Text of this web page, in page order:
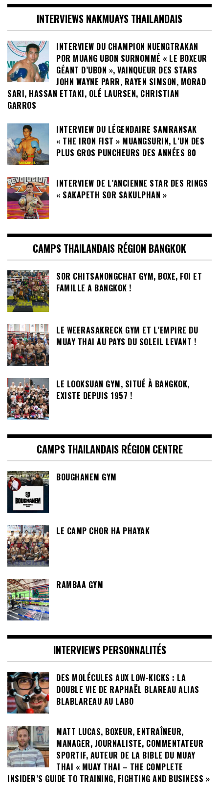
INTERVIEWS NAKMUAYS THAILANDAIS
INTERVIEW DU CHAMPION NUENGTRAKAN
POR MUANG UBON SURNOMMÉ « LE BOXEUR
GÉANT D’UBON », VAINQUEUR DES STARS
JOHN WAYNE PARR, RAYEN SIMSON, MORAD
SARI, HASSAN ETTAKI, OLÉ LAURSEN, CHRISTIAN
GARROS
INTERVIEW DU LÉGENDAIRE SAMRANSAK
« THE IRON FIST » MUANGSURIN, L’UN DES
PLUS GROS PUNCHEURS DES ANNÉES 80
INTERVIEW DE L’ANCIENNE STAR DES RINGS
« SAKAPETH SOR SAKULPHAN »
CAMPS THAILANDAIS RÉGION BANGKOK
SOR CHITSANONGCHAT GYM, BOXE, FOI ET
FAMILLE A BANGKOK !
LE WEERASAKRECK GYM ET L’EMPIRE DU
MUAY THAI AU PAYS DU SOLEIL LEVANT !
LE LOOKSUAN GYM, SITUÉ À BANGKOK,
EXISTE DEPUIS 1957 !
CAMPS THAILANDAIS RÉGION CENTRE
BOUGHANEM GYM
LE CAMP CHOR HA PHAYAK
RAMBAA GYM
INTERVIEWS PERSONNALITÉS
DES MOLÉCULES AUX LOW-KICKS : LA
DOUBLE VIE DE RAPHAËL BLAREAU ALIAS
BLABLAREAU AU LABO
MATT LUCAS, BOXEUR, ENTRAÎNEUR,
MANAGER, JOURNALISTE, COMMENTATEUR
SPORTIF, AUTEUR DE LA BIBLE DU MUAY
THAI « MUAY THAI – THE COMPLETE
INSIDER’S GUIDE TO TRAINING, FIGHTING AND BUSINESS »